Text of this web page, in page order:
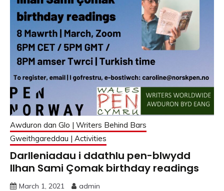
Awduron dan Glo | Writers Behind Bars
Gweithgareddau | Activities
Darlleniadau i ddathlu pen-blwydd
Ilhan Sami Çomak birthday readings
March 1, 2021 admin